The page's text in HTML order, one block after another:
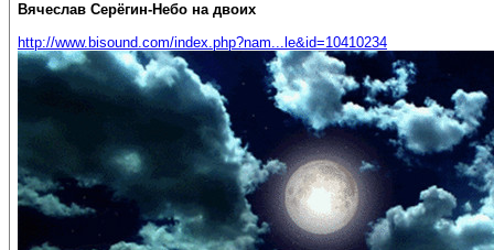
Вячеслав Серёгин-Небо на двоих
http://www.bisound.com/index.php?nam...le&id=10410234